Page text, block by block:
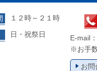
１２時～２１時
日・祝祭日
E-mail
※お手
お問